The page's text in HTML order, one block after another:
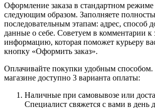
Оформление заказа в стандартном
следующим образом. Заполняете
последовательным этапам: адрес, способ
данные о себе. Советуем в комментарии к
информацию, которая поможет курьеру
кнопку «Оформить заказ».
Оплачивайте покупки удобным способом.
магазине доступно 3 варианта оплаты:
Наличные при самовывозе или
Специалист свяжется с вами в день